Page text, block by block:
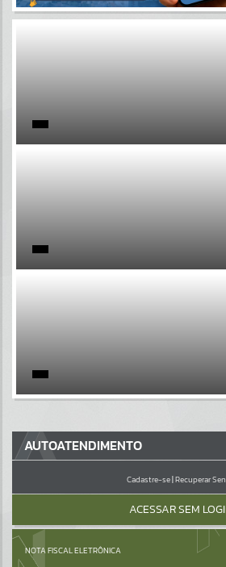
Por favor, aguarde...
Por favor, aguarde...
GALERIAS
Por favor, aguarde...
AUTOATENDIMENTO
Cadastre-se|Recuperar
ACESSAR SEM
NOTA FISCAL ELETRÔNICA